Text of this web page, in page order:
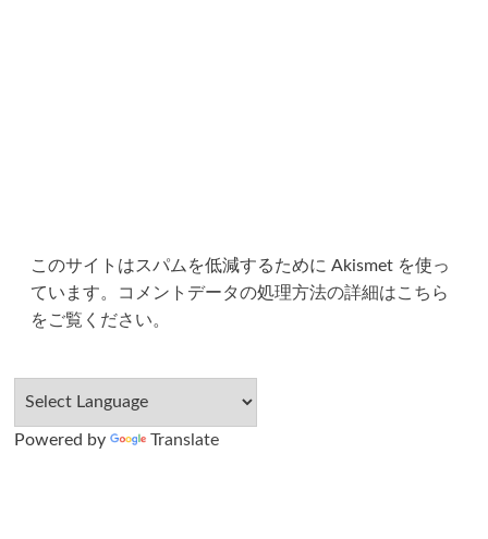
このサイトはスパムを低減するために Akismet を使っ
ています。
コメントデータの処理方法の詳細はこちら
をご覧ください。
Powered by Translate